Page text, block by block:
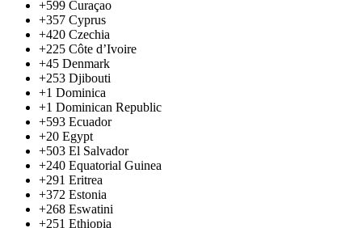
+599 Curaçao
+357 Cyprus
+420 Czechia
+225 Côte d’Ivoire
+45 Denmark
+253 Djibouti
+1 Dominica
+1 Dominican Republic
+593 Ecuador
+20 Egypt
+503 El Salvador
+240 Equatorial Guinea
+291 Eritrea
+372 Estonia
+268 Eswatini
+251 Ethiopia